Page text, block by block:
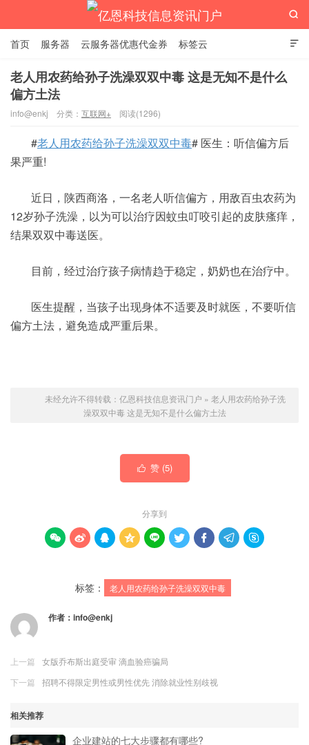
亿恩科技信息资讯门户

首页 服务器 云服务器优惠代金券 标签云

老人用农药给孙子洗澡双双中毒 这是无知不是什么
偏方土法
info@enkj 分类： 互联网+ 阅读(1296)
#老人用农药给孙子洗澡双双中毒# 医生：听信偏方后
果严重!
近日，陕西商洛，一名老人听信偏方，用敌百虫农药为
12岁孙子洗澡，以为可以治疗因蚊虫叮咬引起的皮肤瘙痒，
结果双双中毒送医。
目前，经过治疗孩子病情趋于稳定，奶奶也在治疗中。
医生提醒，当孩子出现身体不适要及时就医，不要听信
偏方土法，避免造成严重后果。
未经允许不得转载： 亿恩科技信息资讯门户 » 老人用农药给孙子洗
澡双双中毒 这是无知不是什么偏方土法
 赞 (5)
分享到
        
标签： 老人用农药给孙子洗澡双双中毒
作者： info@enkj
上一篇
女版乔布斯出庭受审 滴血验癌骗局
下一篇
招聘不得限定男性或男性优先 消除就业性别歧视
相关推荐
企业建站的七大步骤都有哪些?